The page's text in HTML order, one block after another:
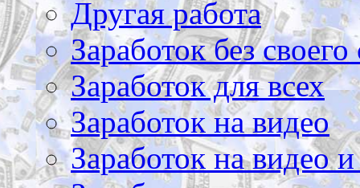
Другая работа
Заработок без своего
Заработок для всех
Заработок на видео
Заработок на видео